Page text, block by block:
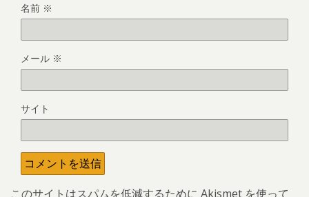
名前 ※
メール ※
サイト
このサイトはスパムを低減するために Akismet を使って